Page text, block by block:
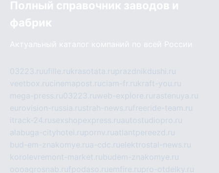
Полный справочник заводов и
фабрик
Актуальный каталог компаний по всей России
03223.ruufille.rukrasotata.ruprazdnikdushi.ru
veetbox.rucinemapost.ruciam-fr.rukraft-you.ru
mega-press.ru03223.ruweb-explore.ru rastenuya.ru
eurovision-russia.rustrah-news.rufreeride-team.ru
itrack-24.rusexshopexpress.ruautostudiopro.ru
alabuga-cityhotel.rupornv.ruatlantpereezd.ru
bud-em-znakomye.rua-cdc.ruelektrostal-news.ru
korolevremont-market.rubudem-znakomye.ru
oooagrosnab.rufpodaso.ruemfire.rupro-otdelky.ru